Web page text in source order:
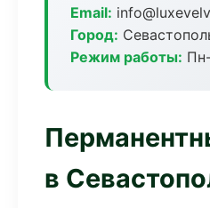
Email:
Город:
Режим работы:
в